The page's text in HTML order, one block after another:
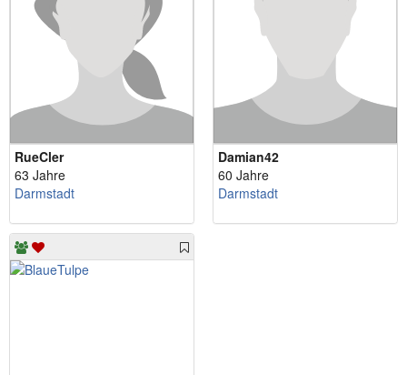
RueCler
63 Jahre
Darmstadt
Damian42
60 Jahre
Darmstadt